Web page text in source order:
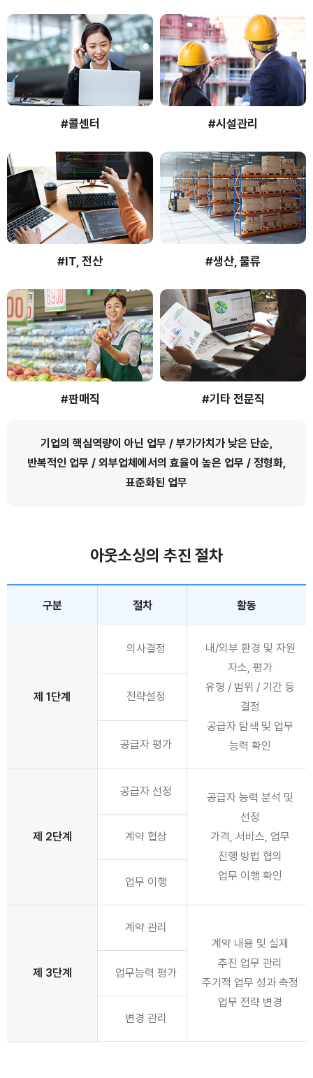
#콜센터 #시설관리
#IT, 전산 #생산, 물류
#판매직 #기타 전문직
기업의 핵심역량이 아닌 업무 / 부가가치가 낮은 단순,
반복적인 업무 / 외부업체에서의 효율이 높은 업무 / 정형화,
표준화된 업무
아웃소싱의 추진 절차
구분 절차 활동
제 1단계
의사결정
내/외부 환경 및 자원
자소, 평가
유형 / 범위 / 기간 등
결정
공급자 탐색 및 업무
능력 확인
전략설정
공급자 평가
제 2단계
공급자 선정
공급자 능력 분석 및
선정
가격, 서비스, 업무
진행 방법 협의
업무 이행 확인
계약 협상
업무 이행
제 3단계
계약 관리
계약 내용 및 실제
추진 업무 관리
주기적 업무 성과 측정
업무 전략 변경
업무능력 평가
변경 관리